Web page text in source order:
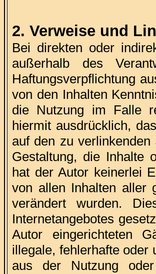
2. Verweise und
Bei direkten oder
außerhalb des
Haftungsverpflichtung
von den Inhalten
die Nutzung im Falle
hiermit ausdrücklich,
auf den zu
Gestaltung, die Inhalte
hat der Autor keinerlei
von allen Inhalten aller
verändert wurden.
Internetangebotes
Autor eingerichteten
illegale, fehlerhafte oder
aus der Nutzung oder